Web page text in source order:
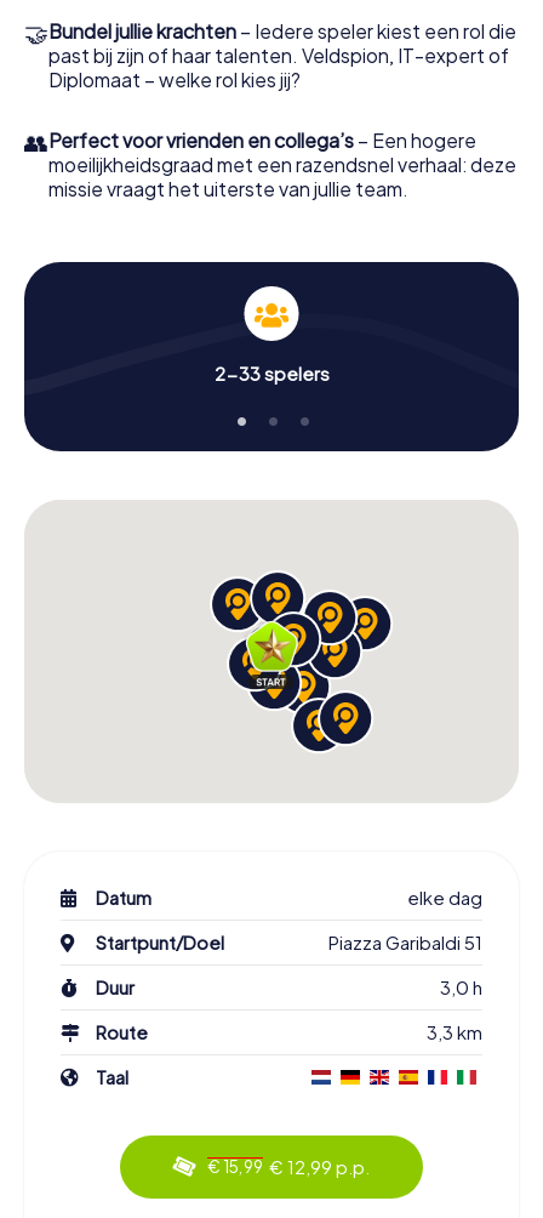
🤝Bundel jullie krachten – Iedere speler kiest een rol die
past bij zijn of haar talenten. Veldspion, IT-expert of
Diplomaat – welke rol kies jij?
👥Perfect voor vrienden en collega’s – Een hogere
moeilijkheidsgraad met een razendsnel verhaal: deze
missie vraagt het uiterste van jullie team.
2-33 spelers
Datum
elke dag
Startpunt/Doel
Piazza Garibaldi 51
Duur
3,0 h
Route
3,3 km
Taal
€ 15,99 € 12,99 p.p.